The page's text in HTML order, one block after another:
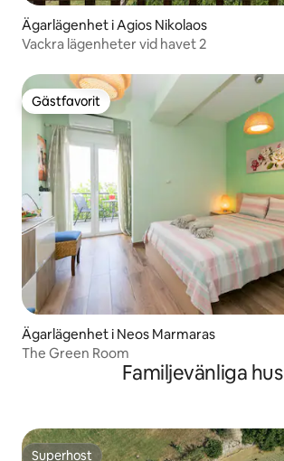
Ägarlägenhet i Agios Nikolaos
Vackra lägenheter vid havet 2
Gästfavorit
Gästfavorit
Ägarlägenhet i Neos Marmaras
The Green Room
Familjevänliga hus
Superhost